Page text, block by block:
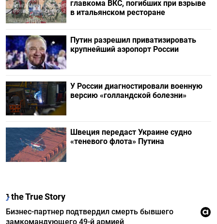
главкома ВКС, погибших при взрыве
в итальянском ресторане
Путин разрешил приватизировать
крупнейший аэропорт России
У России диагностировали военную
версию «голландской болезни»
Швеция передаст Украине судно
«теневого флота» Путина